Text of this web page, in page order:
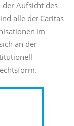
der Aufsicht des
alle der Caritas
im
an den